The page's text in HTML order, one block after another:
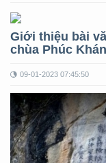
Giới thiệu bài
chùa Phúc
09-01-2023 07:45:50